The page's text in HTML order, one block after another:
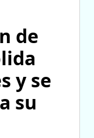
de
y se
su